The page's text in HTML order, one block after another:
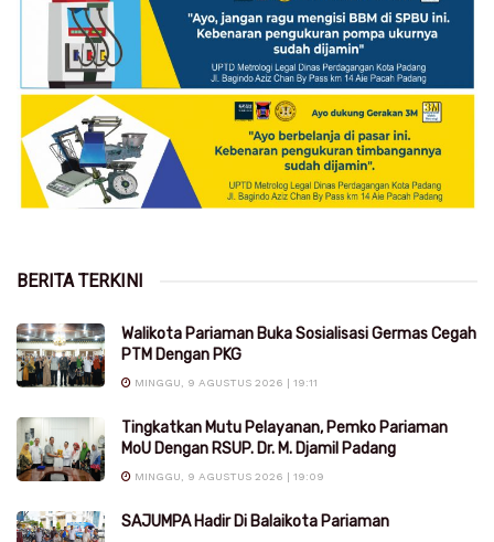
BERITA TERKINI
Walikota Pariaman Buka Sosialisasi Germas Cegah
PTM Dengan PKG
MINGGU, 9 AGUSTUS 2026 | 19:11
Tingkatkan Mutu Pelayanan, Pemko Pariaman
MoU Dengan RSUP. Dr. M. Djamil Padang
MINGGU, 9 AGUSTUS 2026 | 19:09
SAJUMPA Hadir Di Balaikota Pariaman